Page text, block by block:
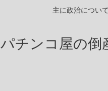
主に政治につい
パチンコ屋の倒